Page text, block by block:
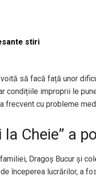
stiri
să facă față unor
condițiile improprii le
frecvent cu probleme
la Cheie” a
Dragoș Bucur și
începerea lucrărilor, a